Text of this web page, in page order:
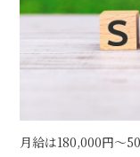
月給は180,000円～